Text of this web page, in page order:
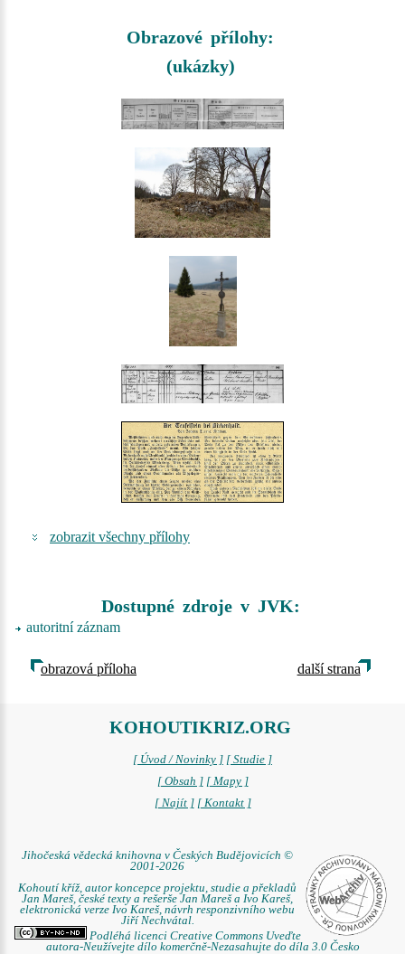
Obrazové přílohy:
(ukázky)
zobrazit všechny přílohy
Dostupné zdroje v JVK:
autoritní záznam
obrazová příloha další strana
KOHOUTIKRIZ.ORG
[ Úvod / Novinky ] [ Studie ]
[ Obsah ] [ Mapy ]
[ Najít ] [ Kontakt ]
Jihočeská vědecká knihovna v Českých Budějovicích ©
2001-2026
Kohoutí kříž, autor koncepce projektu, studie a překladů
Jan Mareš, české texty a rešerše Jan Mareš a Ivo Kareš,
elektronická verze Ivo Kareš, návrh responzivního webu
Jiří Nechvátal.
Podléhá licenci Creative Commons Uveďte
autora-Neužívejte dílo komerčně-Nezasahujte do díla 3.0 Česko